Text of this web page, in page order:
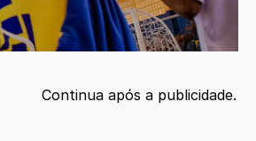
Continua após a publicidade.